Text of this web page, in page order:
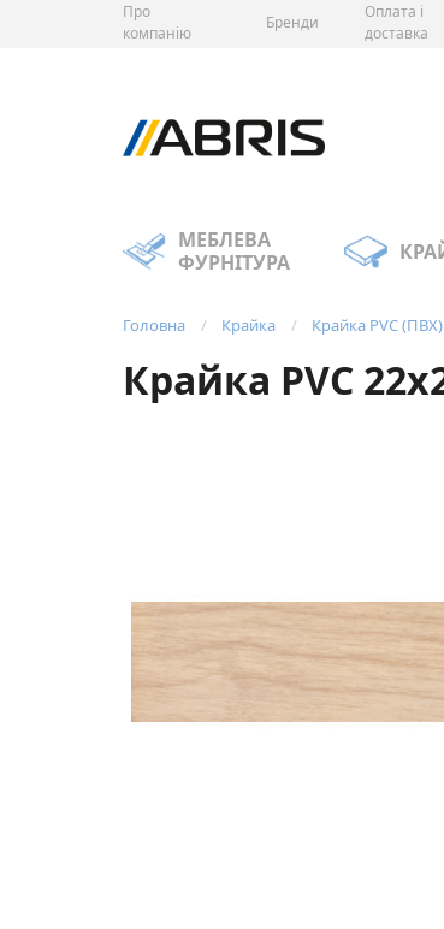
Про
компанію
Бренди
Оплата і
доставка
МЕБЛЕВА
ФУРНІТУРА
Головна Крайка Крайка PVC (ПВХ)
Крайка PVC